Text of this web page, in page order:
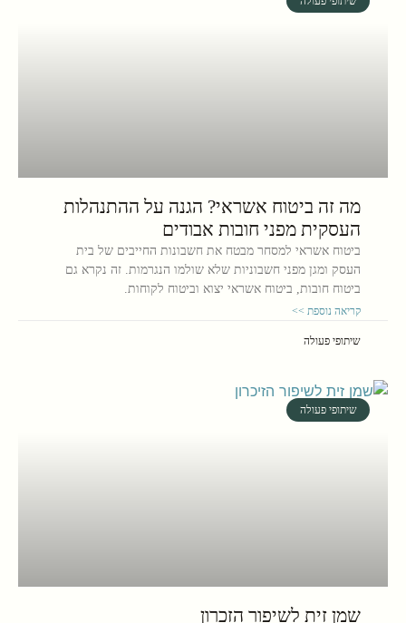
מה זה ביטוח אשראי? הגנה על ההתנהלות
העסקית מפני חובות אבודים
ביטוח אשראי למסחר מבטח את חשבונות החייבים של בית
העסק ומגן מפני חשבוניות שלא שולמו הנגרמות. זה נקרא גם
ביטוח חובות, ביטוח אשראי יצוא וביטוח לקוחות.
קריאה נוספת >>
שיתופי פעולה
שיתופי פעולה
שמן זית לשיפור הזכרון